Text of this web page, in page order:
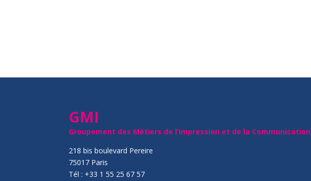
GMI
Groupement des Métiers de l’Impression et de la Communication
218 bis boulevard Pereire
75017 Paris
Tél : +33 1 55 25 67 57